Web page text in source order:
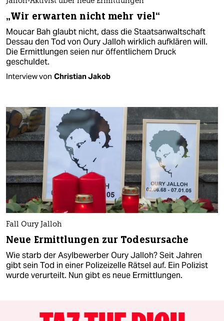
„Wir erwarten nicht mehr viel“
Moucar Bah glaubt nicht, dass die Staatsanwaltschaft
Dessau den Tod von Oury Jalloh wirklich aufklären will.
Die Ermittlungen seien nur öffentlichem Druck
geschuldet.
Interview von Christian Jakob
Fall Oury Jalloh
Neue Ermittlungen zur Todesursache
Wie starb der Asylbewerber Oury Jalloh? Seit Jahren
gibt sein Tod in einer Polizeizelle Rätsel auf. Ein Polizist
wurde verurteilt. Nun gibt es neue Ermittlungen.